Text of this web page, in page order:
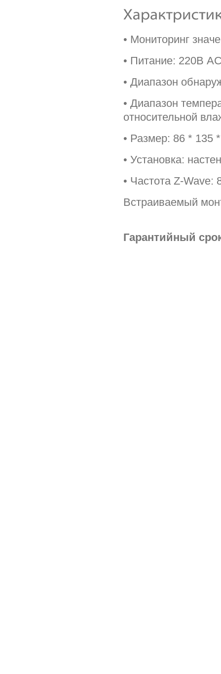
• Мониторинг
• Питание: 220В
• Диапазон
• Диапазон
относительной
• Размер: 86 * 135
• Установка:
• Частота Z-
Встраиваемый
Гарантийный